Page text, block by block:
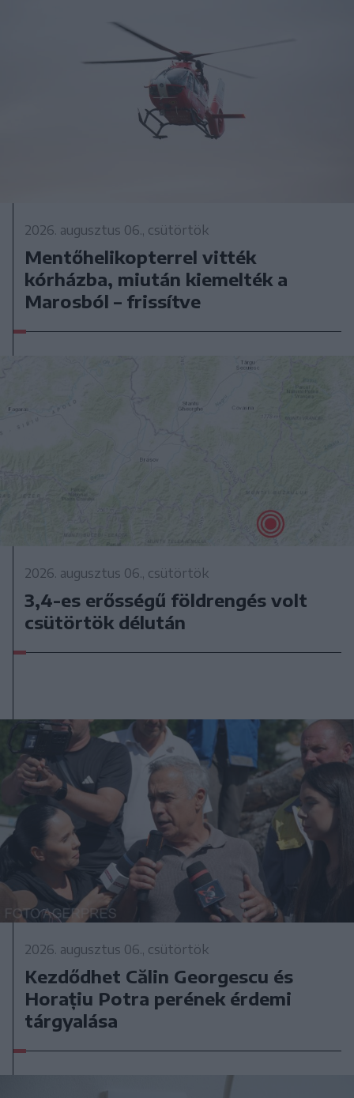
2026. augusztus 06., csütörtök
Mentőhelikopterrel vitték
kórházba, miután kiemelték a
Marosból – frissítve
2026. augusztus 06., csütörtök
3,4-es erősségű földrengés volt
csütörtök délután
2026. augusztus 06., csütörtök
Kezdődhet Călin Georgescu és
Horațiu Potra perének érdemi
tárgyalása